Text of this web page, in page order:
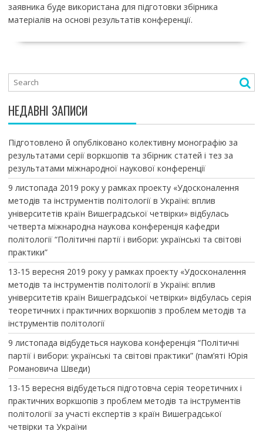
заявника буде використана для підготовки збірника
матеріалів на основі результатів конференції.
НЕДАВНІ ЗАПИСИ
Підготовлено й опубліковано колективну монографію за
результатами серії воркшопів та збірник статей і тез за
результатами міжнародної наукової конференції
9 листопада 2019 року у рамках проекту «Удосконалення
методів та інструментів політології в Україні: вплив
університетів країн Вишеградської четвірки» відбулась
четверта міжнародна наукова конференція кафедри
політології “Політичні партії і вибори: українські та світові
практики”
13-15 вересня 2019 року у рамках проекту «Удосконалення
методів та інструментів політології в Україні: вплив
університетів країн Вишеградської четвірки» відбулась серія
теоретичних і практичних воркшопів з проблем методів та
інструментів політології
9 листопада відбудеться наукова конференція “Політичні
партії і вибори: українські та світові практики” (пам’яті Юрія
Романовича Шведи)
13-15 вересня відбудеться підготовча серія теоретичних і
практичних воркшопів з проблем методів та інструментів
політології за участі експертів з країн Вишеградської
четвірки та України